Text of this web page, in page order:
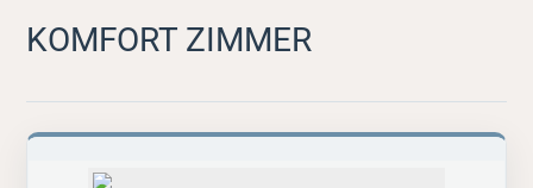
KOMFORT ZIMMER